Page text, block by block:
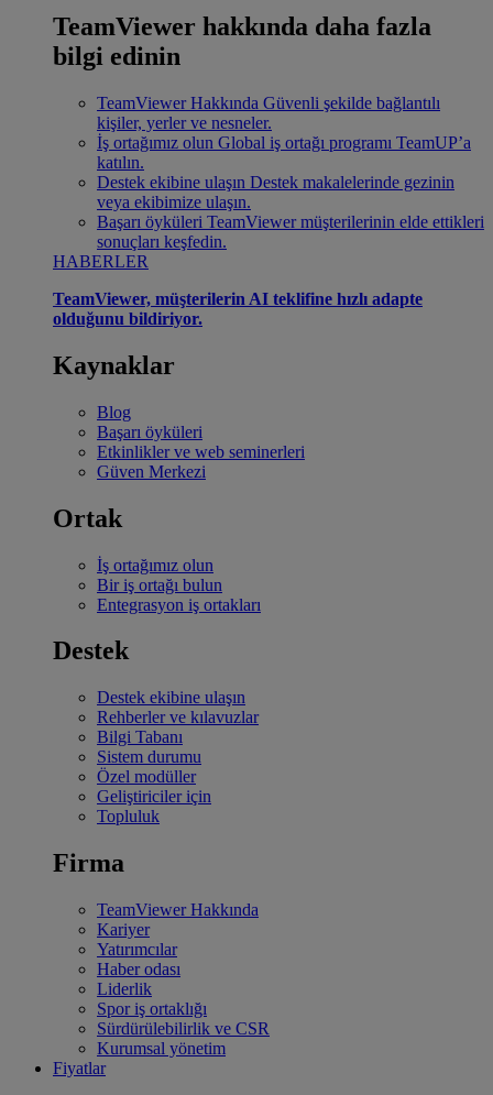
TeamViewer hakkında daha fazla
bilgi edinin
TeamViewer Hakkında Güvenli şekilde bağlantılı
kişiler, yerler ve nesneler.
İş ortağımız olun Global iş ortağı programı TeamUP’a
katılın.
Destek ekibine ulaşın Destek makalelerinde gezinin
veya ekibimize ulaşın.
Başarı öyküleri TeamViewer müşterilerinin elde ettikleri
sonuçları keşfedin.
HABERLER
TeamViewer, müşterilerin AI teklifine hızlı adapte
olduğunu bildiriyor.
Kaynaklar
Blog
Başarı öyküleri
Etkinlikler ve web seminerleri
Güven Merkezi
Ortak
İş ortağımız olun
Bir iş ortağı bulun
Entegrasyon iş ortakları
Destek
Destek ekibine ulaşın
Rehberler ve kılavuzlar
Bilgi Tabanı
Sistem durumu
Özel modüller
Geliştiriciler için
Topluluk
Firma
TeamViewer Hakkında
Kariyer
Yatırımcılar
Haber odası
Liderlik
Spor iş ortaklığı
Sürdürülebilirlik ve CSR
Kurumsal yönetim
Fiyatlar